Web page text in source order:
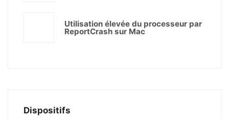
Utilisation élevée du processeur par
ReportCrash sur Mac
Dispositifs